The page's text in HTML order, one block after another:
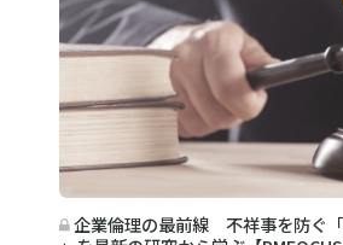
企業倫理の最前線 不祥事を防ぐ